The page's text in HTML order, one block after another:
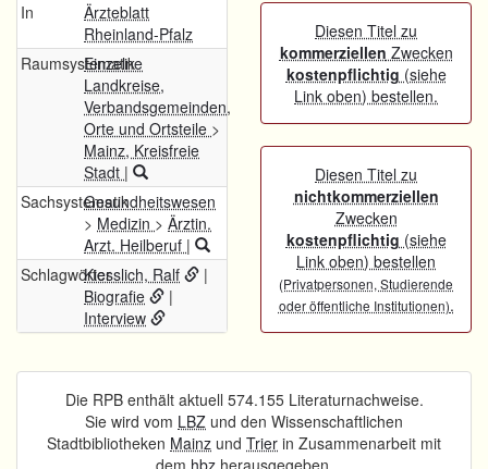
In
Ärzteblatt
Rheinland-Pfalz
Raumsystematik
Einzelne
Landkreise,
Verbandsgemeinden,
Orte und Ortsteile >
Mainz, Kreisfreie
Stadt |
SachsystematikGesundheitswesen
> Medizin > Ärztin.
Arzt. Heilberuf |
SchlagwörterKiesslich, Ralf
|
Biografie
|
Interview
Diesen Titel zu
kommerziellen Zwecken
kostenpflichtig (siehe
Link oben) bestellen.
Diesen Titel zu
nichtkommerziellen
Zwecken
kostenpflichtig (siehe
Link oben) bestellen
(Privatpersonen, Studierende
oder öffentliche Institutionen).
Die RPB enthält aktuell 574.155 Literaturnachweise.
Sie wird vom LBZ und den Wissenschaftlichen
Stadtbibliotheken Mainz und Trier in Zusammenarbeit mit
dem hbzherausgegeben.